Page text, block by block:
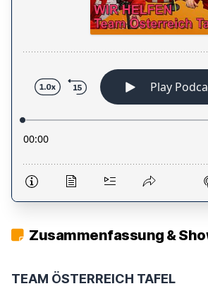
Zusammenfassung &
TEAM ÖSTERREICH TAFEL